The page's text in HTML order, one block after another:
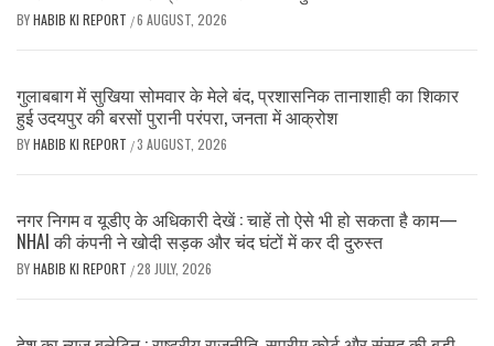
BYHABIB KI REPORT /6 AUGUST, 2026
गुलाबबाग में सुखिया सोमवार के मेले बंद, प्रशासनिक तानाशाही का शिकार
हुई उदयपुर की बरसों पुरानी परंपरा, जनता में आक्रोश
BYHABIB KI REPORT /3 AUGUST, 2026
नगर निगम व यूडीए के अधिकारी देखें : चाहें तो ऐसे भी हो सकता है काम—
NHAI की कंपनी ने खोदी सड़क और चंद घंटों में कर दी दुरुस्त
BYHABIB KI REPORT /28 JULY, 2026